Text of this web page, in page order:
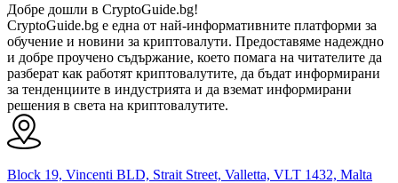
Добре дошли в CryptoGuide.bg!
CryptoGuide.bg е една от най-информативните платформи за
обучение и новини за криптовалути. Предоставяме надеждно
и добре проучено съдържание, което помага на читателите да
разберат как работят криптовалутите, да бъдат информирани
за тенденциите в индустрията и да вземат информирани
решения в света на криптовалутите.
Block 19, Vincenti BLD, Strait Street, Valletta, VLT 1432, Malta